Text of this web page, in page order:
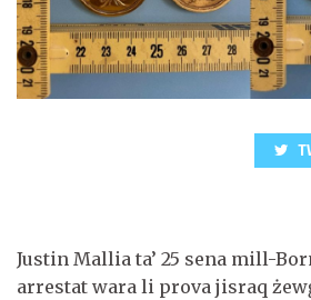
Justin Mallia ta’ 25 sena mill-
arrestat wara li prova jisraq